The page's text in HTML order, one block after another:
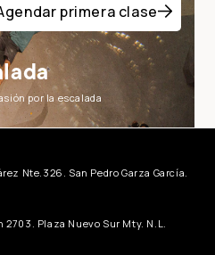
primera clase
por la escalada
Nte.326. San Pedro Garza García.
2703. Plaza Nuevo Sur Mty. N.L.